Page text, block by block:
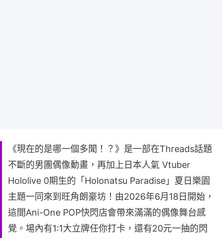
《現在的是哪一個多聞！？》是一部在Threads話題
不斷的男團偶像動畫，再加上日本人氣 Vtuber
Hololive 0期生的「Holonatsu Paradise」夏日樂園
主題一同來到旺角朗豪坊！由2026年6月18日開始，
這間Ani-One POP快閃店會帶來滿滿的偶像舞台感
覺。場內有1:1大立牌任你打卡，還有20元一抽的閃